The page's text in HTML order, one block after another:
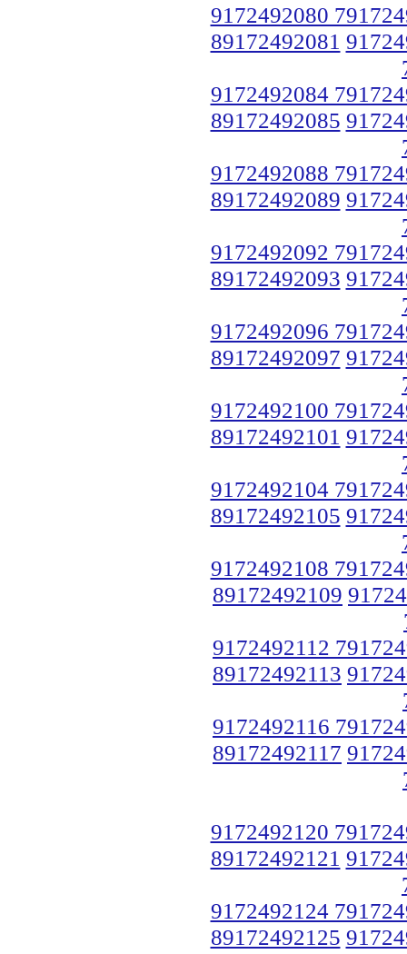
9172492080
89172492081
9172492084
89172492085
9172492088
89172492089
9172492092
89172492093
9172492096
89172492097
9172492100
89172492101
9172492104
89172492105
9172492108
89172492109
9172492112
89172492113
9172492116
89172492117
9172492120
89172492121
9172492124
89172492125